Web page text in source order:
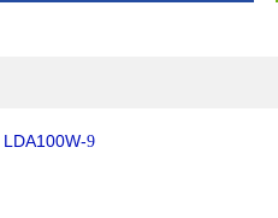
LDA100W-9